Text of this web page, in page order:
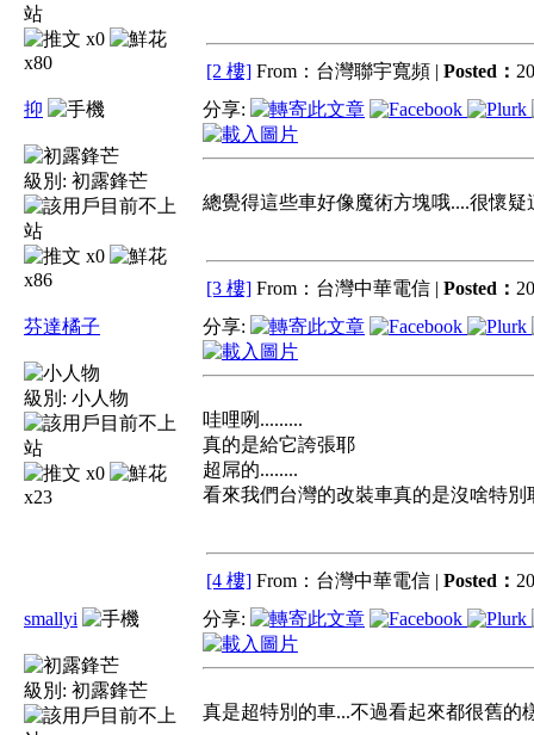
x0
x80
[2 樓] From：台灣聯宇寬頻 | Posted：
抑
級別: 初露鋒芒
x0
x86
分享:
總覺得這些車好像魔術方塊哦....很懷
[3 樓] From：台灣中華電信 | Posted：
芬達橘子
級別: 小人物
x0
x23
分享:
哇哩咧.........
真的是給它誇張耶
超屌的........
看來我們台灣的改裝車真的是沒啥特別
[4 樓] From：台灣中華電信 | Posted：
smallyi
級別: 初露鋒芒
分享:
真是超特別的車...不過看起來都很舊的